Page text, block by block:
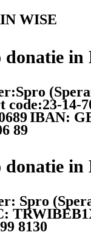
WISE
donatie
code:23-14-
IBAN:
89
donatie in
Spro
8130